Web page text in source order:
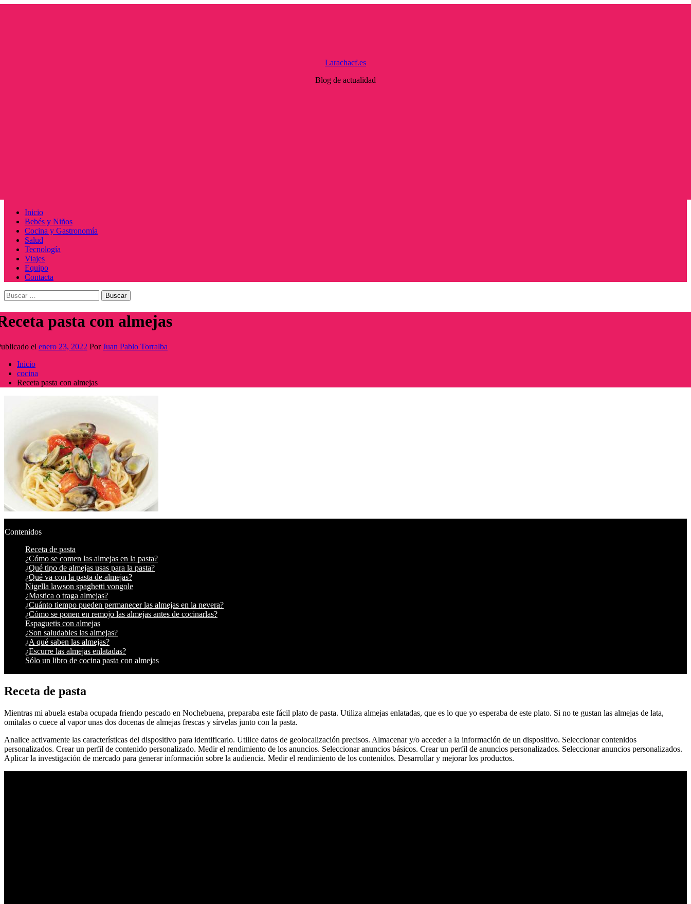
Larachacf.es
Blog de actualidad
Menú
principal
Inicio
Bebés y Niños
Cocina y Gastronomía
Salud
Tecnología
Viajes
Equipo
Contacta
Buscar:
pasta con almejas
el enero 23, 2022 PorJuan Pablo Torralba
Inicio
cocina
Receta pasta con almejas
Contenidos
Receta de pasta
¿Cómo se comen las almejas en la pasta?
¿Qué tipo de almejas usas para la pasta?
¿Qué va con la pasta de almejas?
Nigella lawson spaghetti vongole
¿Mastica o traga almejas?
¿Cuánto tiempo pueden permanecer las almejas en la nevera?
¿Cómo se ponen en remojo las almejas antes de cocinarlas?
Espaguetis con almejas
¿Son saludables las almejas?
¿A qué saben las almejas?
¿Escurre las almejas enlatadas?
Sólo un libro de cocina pasta con almejas
Receta de pasta
Mientras mi abuela estaba ocupada friendo pescado en Nochebuena, preparaba este fácil plato de pasta. Utiliza almejas enlatadas, que es lo que yo esperaba de este plato. Si no te gustan las almejas de lata,
omítalas o cuece al vapor unas dos docenas de almejas frescas y sírvelas junto con la pasta.
Analice activamente las características del dispositivo para identificarlo. Utilice datos de geolocalización precisos. Almacenar y/o acceder a la información de un dispositivo. Seleccionar contenidos
personalizados. Crear un perfil de contenido personalizado. Medir el rendimiento de los anuncios. Seleccionar anuncios básicos. Crear un perfil de anuncios personalizados. Seleccionar anuncios personalizados.
Aplicar la investigación de mercado para generar información sobre la audiencia. Medir el rendimiento de los contenidos. Desarrollar y mejorar los productos.